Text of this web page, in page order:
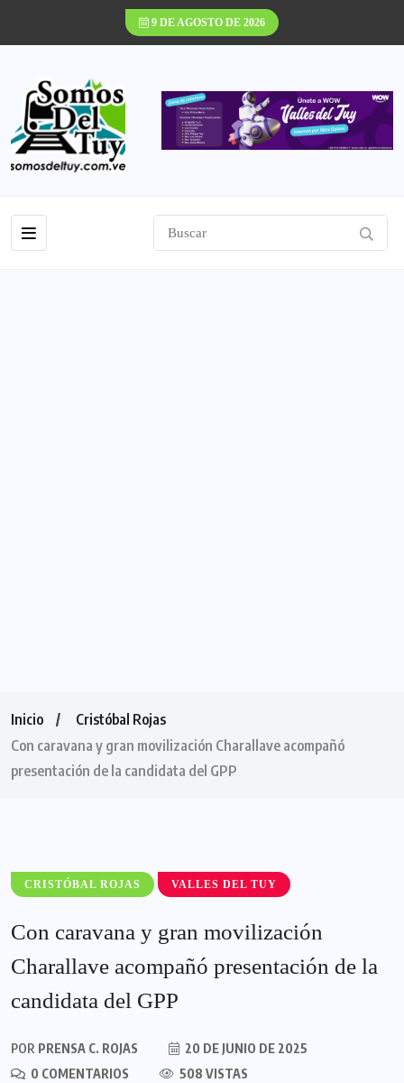
9 DE AGOSTO DE 2026
Inicio
Cristóbal Rojas
Con caravana y gran movilización Charallave acompañó
presentación de la candidata del GPP
CRISTÓBAL ROJAS VALLES DEL TUY
Con caravana y gran movilización
Charallave acompañó presentación de la
candidata del GPP
POR PRENSA C. ROJAS
20 DE JUNIO DE 2025
0 COMENTARIOS
508 VISTAS